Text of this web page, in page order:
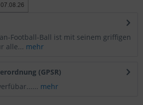
Football-Ball ist mit seinem griffigen
alle... mehr
(GPSR)
mehr